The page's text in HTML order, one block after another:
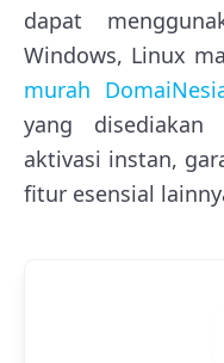
dapat
Windows, Linux
murah
yang disediakan
aktivasi instan,
fitur esensial